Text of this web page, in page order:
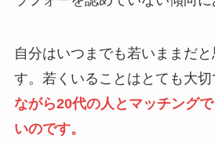
自分はいつまでも若いままだ
す。若くいることはとても大切
ながら20代の人とマッチング
いのです。